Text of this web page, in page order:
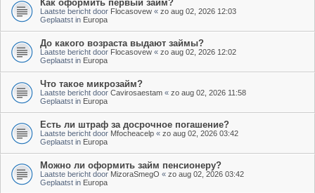
Как оформить первый займ?
Laatste bericht door Flocasovew « zo aug 02, 2026 12:03
Geplaatst in Europa
До какого возраста выдают займы?
Laatste bericht door Flocasovew « zo aug 02, 2026 12:02
Geplaatst in Europa
Что такое микрозайм?
Laatste bericht door Cavirosaestam « zo aug 02, 2026 11:58
Geplaatst in Europa
Есть ли штраф за досрочное погашение?
Laatste bericht door Mfocheacelp « zo aug 02, 2026 03:42
Geplaatst in Europa
Можно ли оформить займ пенсионеру?
Laatste bericht door MizoraSmegO « zo aug 02, 2026 03:42
Geplaatst in Europa